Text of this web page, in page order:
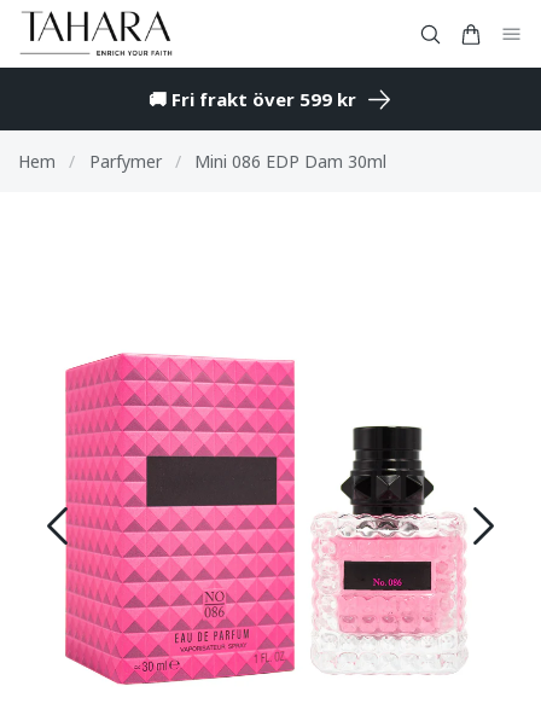
🚚 Fri frakt över 599 kr
Hem / Parfymer / Mini 086 EDP Dam 30ml